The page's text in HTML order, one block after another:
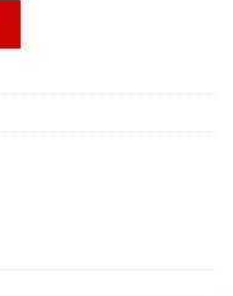
nghiệp 8 quantity